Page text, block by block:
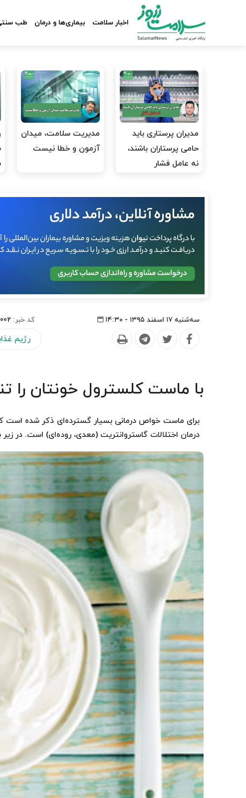
اخبار سلامت بیماری‌ها و درمان طب
مدیران پرستاری باید
حامی پرستاران باشند،
نه عامل فشار
مدیریت سلامت، میدان
آزمون و خطا نیست
سه‌شنبه ۱۷ اسفند ۱۳۹۵ - ۱۴:۳۰ کد خبر:
رژیم
با ماست کلسترول خونتان را
برای ماست خواص درمانی بسیار گسترده‌ای ذكر شده
درمان اختلالات گاستروانتریت (معدی، روده‌ای) است. در